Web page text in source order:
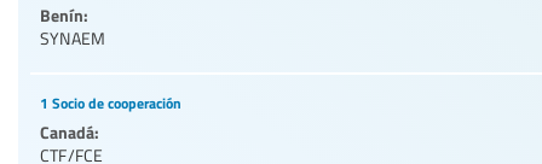
Benín:
SYNAEM
1 Socio de cooperación
Canadá:
CTF/FCE